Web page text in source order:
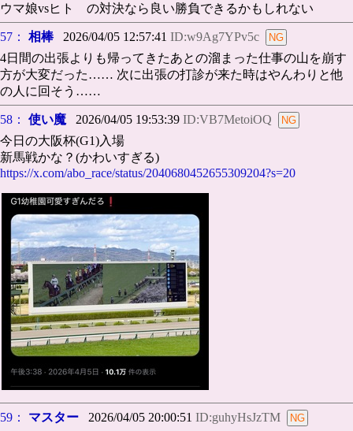
ウマ娘vsヒト の対決なら良い勝負できるかもしれない
57： 相棒2026/04/05 12:57:41 ID:w9Ag7YPv5c
4日間の出張よりも帰ってきたあとの溜まった仕事の山を崩す
方が大変だった…… 次に出張の打診が来た時はやんわりと他
の人に回そう……
58： 使い魔 2026/04/05 19:53:39 ID:VB7MetoiOQ
今日の大阪杯(G1)入場
新馬戦かな？(かわいすぎる)
https://x.com/abo_race/status/2040680452655309204?s=20
59： マスター 2026/04/05 20:00:51 ID:guhyHsJzTM